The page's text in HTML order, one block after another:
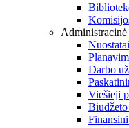
Nuostatai
Darbo
Viešieji